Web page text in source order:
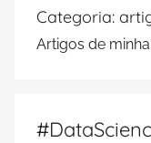
Categoria:
Artigos de